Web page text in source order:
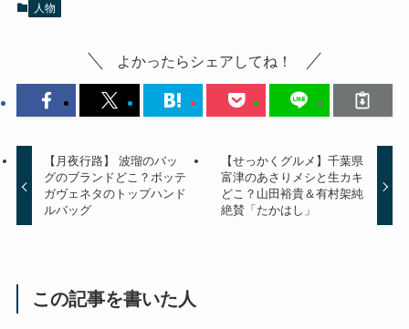
人物
よかったらシェアしてね！
【月夜行路】 波瑠のバッ
グのブランドどこ？ボッテ
ガヴェネタのトップハンド
ルバッグ
【せっかくグルメ】千葉県
富津のあさりメシと生カキ
どこ？山田裕貴＆有村架純
絶賛「たかはし」
この記事を書いた人